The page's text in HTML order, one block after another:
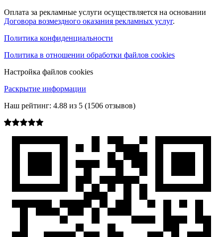
Оплата за рекламные услуги осуществляется на основании
Договора возмездного оказания рекламных услуг.
Политика конфиденциальности
Политика в отношении обработки файлов cookies
Настройка файлов cookies
Раскрытие информации
Наш рейтинг: 4.88 из 5 (1506 отзывов)